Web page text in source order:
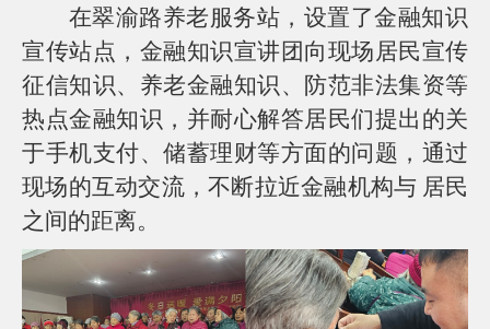
在翠渝路养老服务站，设置了金融知识
宣传站点，金融知识宣讲团向现场居民宣传
征信知识、养老金融知识、防范非法集资等
热点金融知识，并耐心解答居民们提出的关
于手机支付、储蓄理财等方面的问题，通过
现场的互动交流，不断拉近金融机构与 居民
之间的距离。